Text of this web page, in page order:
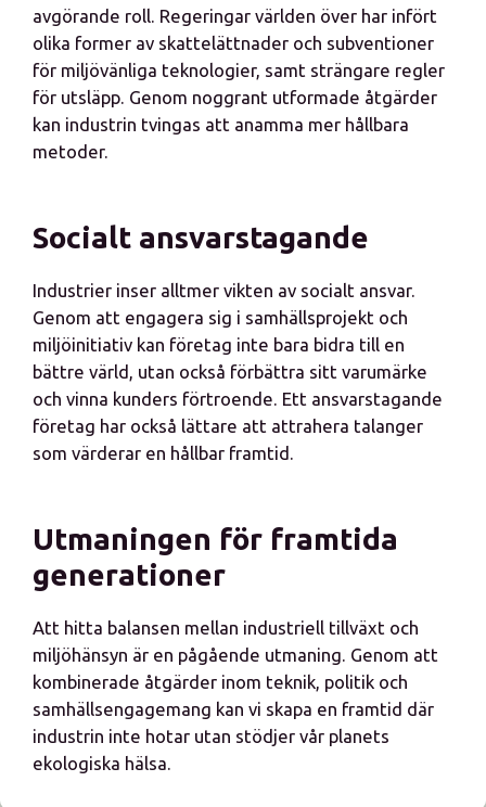
avgörande roll. Regeringar världen över har infört
olika former av skattelättnader och subventioner
för miljövänliga teknologier, samt strängare regler
för utsläpp. Genom noggrant utformade åtgärder
kan industrin tvingas att anamma mer hållbara
metoder.
Socialt ansvarstagande
Industrier inser alltmer vikten av socialt ansvar.
Genom att engagera sig i samhällsprojekt och
miljöinitiativ kan företag inte bara bidra till en
bättre värld, utan också förbättra sitt varumärke
och vinna kunders förtroende. Ett ansvarstagande
företag har också lättare att attrahera talanger
som värderar en hållbar framtid.
Utmaningen för framtida
generationer
Att hitta balansen mellan industriell tillväxt och
miljöhänsyn är en pågående utmaning. Genom att
kombinerade åtgärder inom teknik, politik och
samhällsengagemang kan vi skapa en framtid där
industrin inte hotar utan stödjer vår planets
ekologiska hälsa.